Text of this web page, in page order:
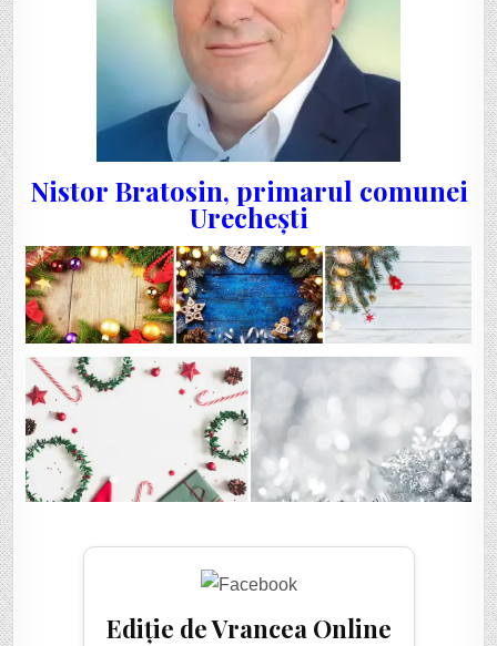
Nistor Bratosin, primarul comunei
Urechești
Ediție de Vrancea Online